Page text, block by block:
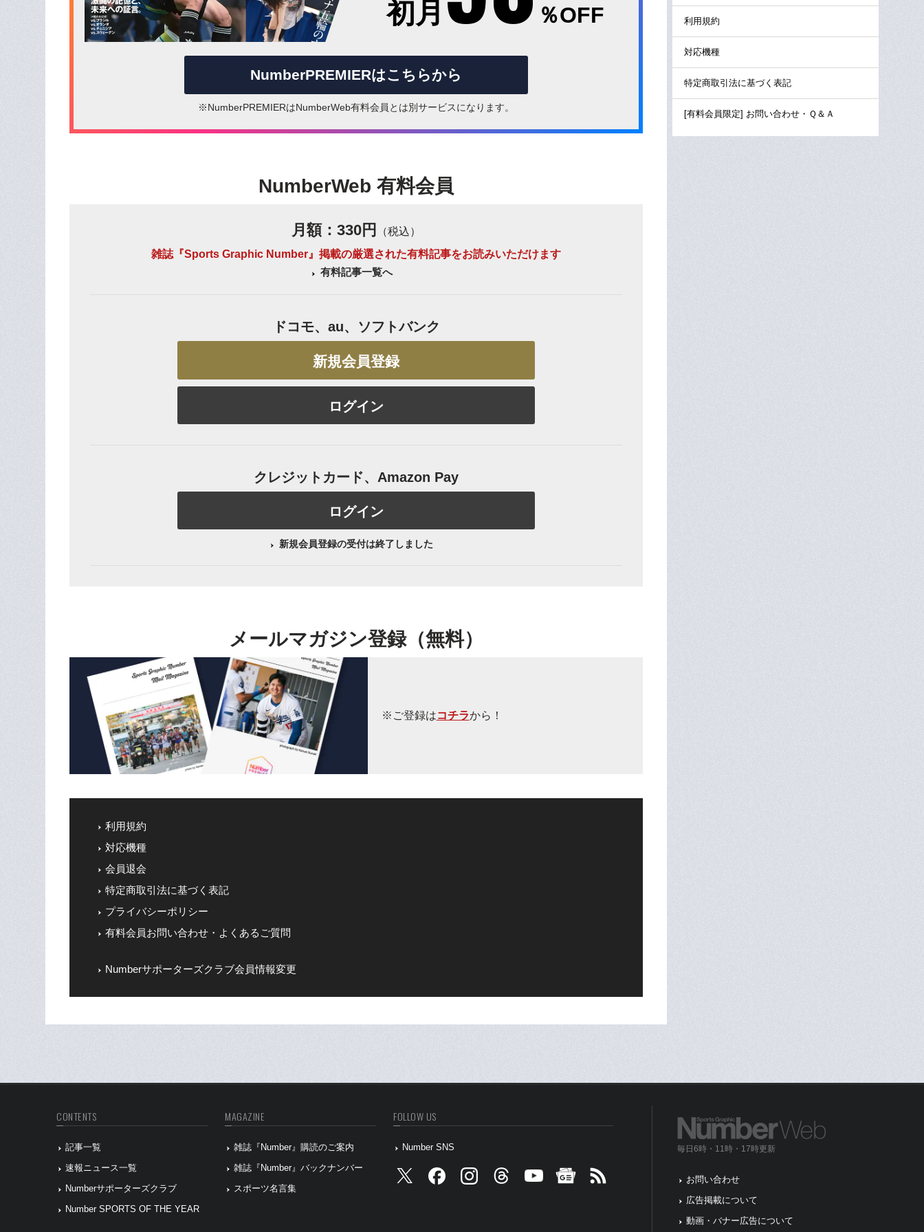
初月 ％OFF
NumberPREMIERはこちらから
※NumberPREMIERはNumberWeb有料会員とは別サービスになります。
NumberWeb 有料会員
月額：330円
（税込）
雑誌『Sports Graphic Number』掲載の厳選された有料記事をお読みいただけます
有料記事一覧へ
ドコモ、au、ソフトバンク
新規会員登録
ログイン
クレジットカード、Amazon Pay
ログイン
新規会員登録の受付は終了しました
メールマガジン登録（無料）
※ご登録はコチラから！
利用規約
対応機種
会員退会
特定商取引法に基づく表記
プライバシーポリシー
有料会員お問い合わせ・よくあるご質問
Numberサポーターズクラブ会員情報変更
利用規約
対応機種
特定商取引法に基づく表記
[有料会員限定] お問い合わせ・Ｑ＆Ａ
CONTENTS
記事一覧
速報ニュース一覧
Numberサポーターズクラブ
Number SPORTS OF THE YEAR
MAGAZINE
雑誌『Number』購読のご案内
雑誌『Number』バックナンバー
スポーツ名言集
FOLLOW US
Number SNS 毎日6時・11時・17時更新
お問い合わせ
広告掲載について
動画・バナー広告について